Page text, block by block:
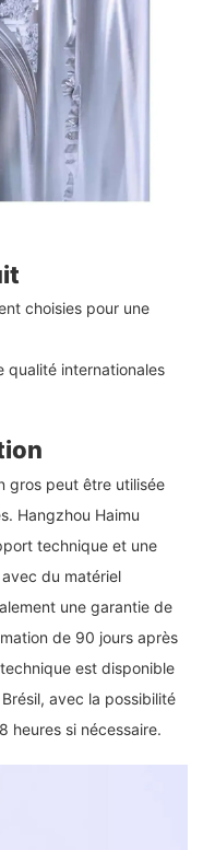
choisies pour une
qualité internationales
gros peut être utilisée
Hangzhou Haimu
technique et une
du matériel
une garantie de
de 90 jours après
est disponible
avec la possibilité
heures si nécessaire.